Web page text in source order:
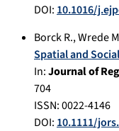
DOI: 10.1016/
Borck R.,Wrede
Spatial and
In:Journal of
704
ISSN: 0022-4146
DOI: 10.1111/